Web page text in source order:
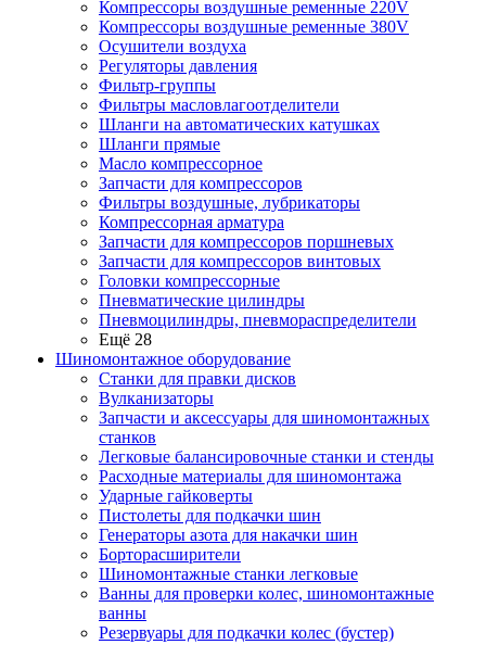
Компрессоры воздушные ременные 220V
Компрессоры воздушные ременные 380V
Осушители воздуха
Регуляторы давления
Фильтр-группы
Фильтры масловлагоотделители
Шланги на автоматических катушках
Шланги прямые
Масло компрессорное
Запчасти для компрессоров
Фильтры воздушные, лубрикаторы
Компрессорная арматура
Запчасти для компрессоров поршневых
Запчасти для компрессоров винтовых
Головки компрессорные
Пневматические цилиндры
Пневмоцилиндры, пневмораспределители
Ещё 28
Шиномонтажное оборудование
Станки для правки дисков
Вулканизаторы
Запчасти и аксессуары для шиномонтажных
станков
Легковые балансировочные станки и стенды
Расходные материалы для шиномонтажа
Ударные гайковерты
Пистолеты для подкачки шин
Генераторы азота для накачки шин
Борторасширители
Шиномонтажные станки легковые
Ванны для проверки колес, шиномонтажные
ванны
Резервуары для подкачки колес (бустер)